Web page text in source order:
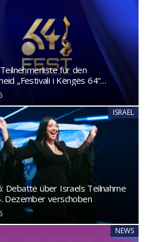
für den
„Festivali i Këngës 64“
ISRAEL
Debatte über Israels Teilnahme
Dezember verschoben
NEWS